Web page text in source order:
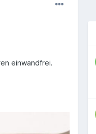
einwandfrei.